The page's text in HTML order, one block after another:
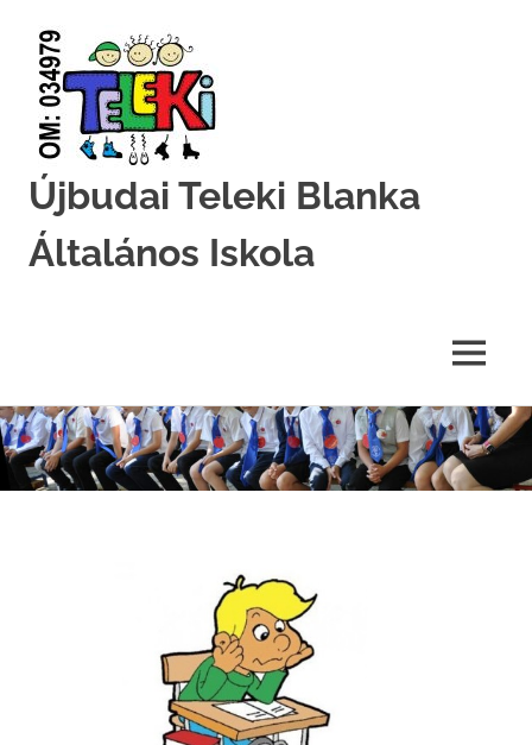
Skip
to
content
Újbudai Teleki Blanka
Általános Iskola
MENU